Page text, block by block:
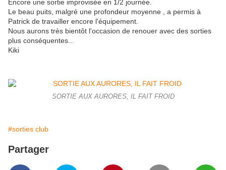
Encore une sortie improvisée en 1/2 journée.
Le beau puits, malgré une profondeur moyenne , a permis à
Patrick de travailler encore l'équipement.
Nous aurons très bientôt l'occasion de renouer avec des sorties
plus conséquentes...
Kiki
SORTIE AUX AURORES, IL FAIT FROID
#sorties club
Partager